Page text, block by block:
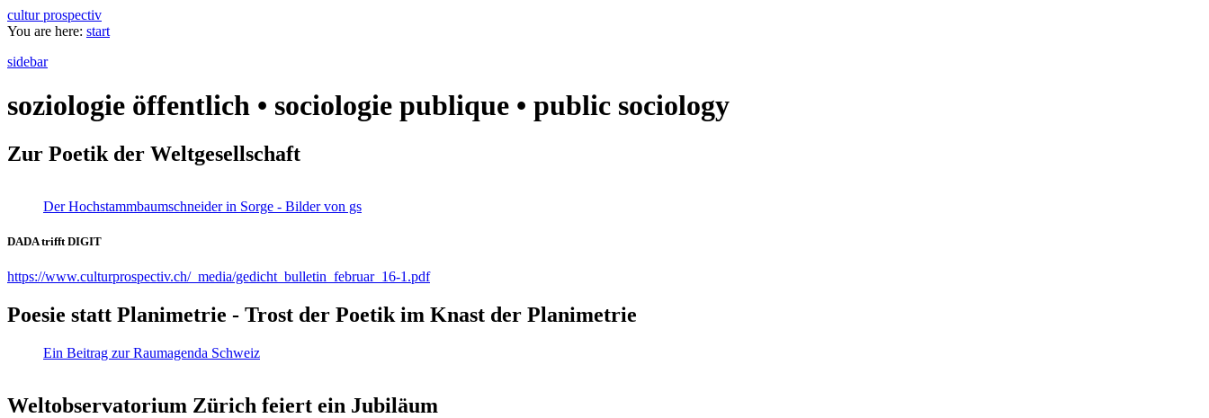
cultur prospectiv
You are here: start
sidebar
soziologie öffentlich • sociologie publique • public sociology
Zur Poetik der Weltgesellschaft
Der Hochstammbaumschneider in Sorge - Bilder von gs
DADA trifft DIGIT
https://www.culturprospectiv.ch/_media/gedicht_bulletin_februar_16-1.pdf
Poesie statt Planimetrie - Trost der Poetik im Knast der Planimetrie
Ein Beitrag zur Raumagenda Schweiz
Weltobservatorium Zürich feiert ein Jubiläum